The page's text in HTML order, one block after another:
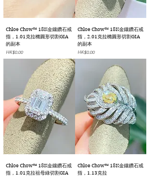
Chloe Chow™ 18K金鑲鑽石戒
指，1.01克拉橢圓形切割GIA
的副本
價格
HK$0.00
Chloe Chow™ 18K金鑲鑽石戒
指，2.01克拉橢圓形切割GIA
的副本
價格
HK$0.00
Chloe Chow™ 18K金鑲鑽石戒
指，1.01克拉祖母綠切割GIA
Chloe Chow™ 18K金鑲鑽石戒
指，1.13克拉